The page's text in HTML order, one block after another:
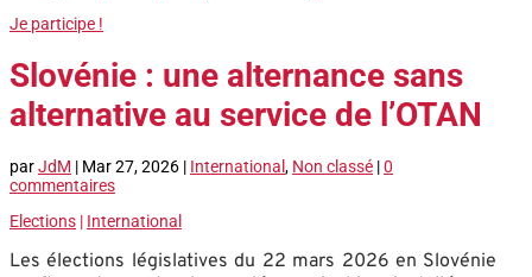
Je participe !
Slovénie : une alternance sans
alternative au service de l’OTAN
parJdM | Mar 27, 2026 | International , Non classé |0
commentaires
Elections | International
Les élections législatives du 22 mars 2026 en Slovénie